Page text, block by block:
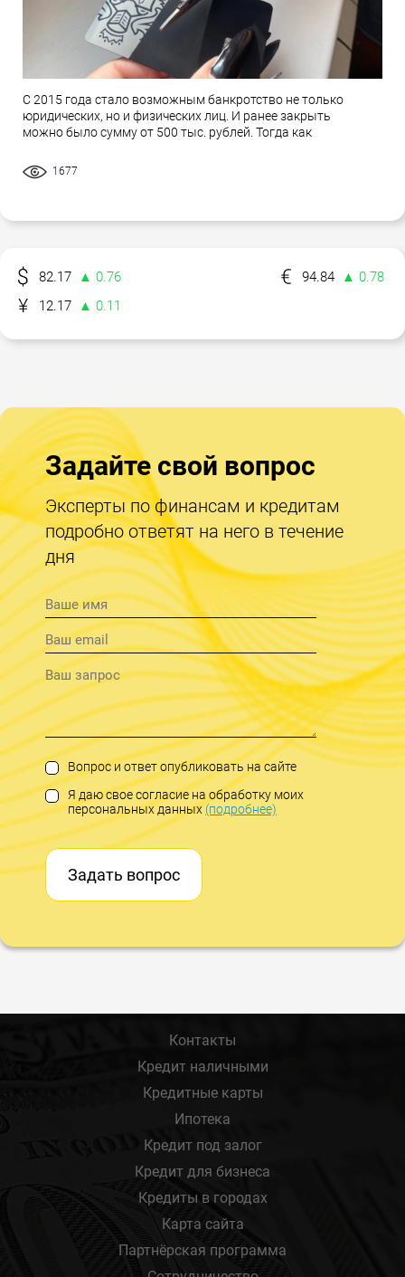
С 2015 года стало возможным банкротство не только
юридических, но и физических лиц. И ранее закрыть
можно было сумму от 500 тыс. рублей. Тогда как
1677
82.17 ▲ 0.76 94.84
▲ 0.78
12.17
▲ 0.11
Задайте свой вопрос
Эксперты по финансам и кредитам
подробно ответят на него в течение
дня
Вопрос и ответ опубликовать на сайте
Я даю свое согласие на обработку моих
персональных данных(подробнее)
Задать вопрос
Контакты
Кредит наличными
Кредитные карты
Ипотека
Кредит под залог
Кредит для бизнеса
Кредиты в городах
Карта сайта
Партнёрская программа